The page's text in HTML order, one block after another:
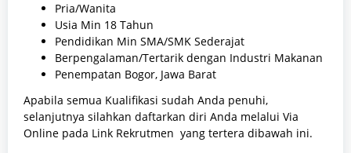
Pria/Wanita
Usia Min 18 Tahun
Pendidikan Min SMA/SMK Sederajat
Berpengalaman/Tertarik dengan Industri Makanan
Penempatan Bogor, Jawa Barat
Apabila semua Kualifikasi sudah Anda penuhi,
selanjutnya silahkan daftarkan diri Anda melalui Via
Online pada Link Rekrutmen yang tertera dibawah ini.